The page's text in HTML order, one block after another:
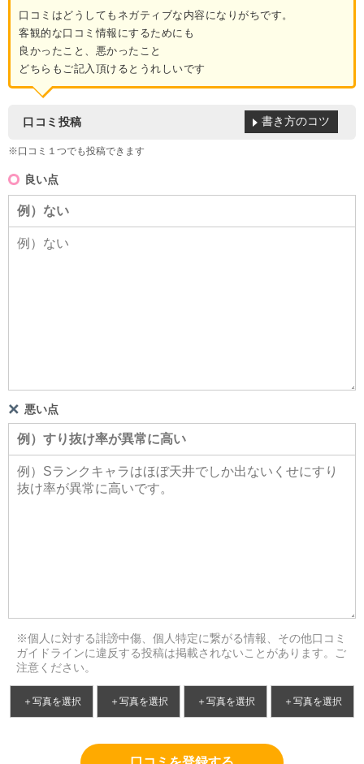
口コミはどうしてもネガティブな内容になりがちです。
客観的な口コミ情報にするためにも
良かったこと、悪かったこと
どちらもご記入頂けるとうれしいです
口コミ投稿
※口コミ１つでも投稿できます
書き方のコツ
良い点
悪い点
※個人に対する誹謗中傷、個人特定に繋がる情報、その他口コミ
ガイドラインに違反する投稿は掲載されないことがあります。ご
注意ください。
＋写真を選択 ＋写真を選択 ＋写真を選択 ＋写真を選択